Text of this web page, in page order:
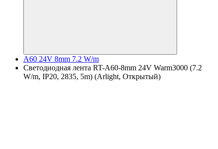
A60 24V 8mm 7.2 W/m
Светодиодная лента RT-A60-8mm 24V Warm3000 (7.2
W/m, IP20, 2835, 5m) (Arlight, Открытый)